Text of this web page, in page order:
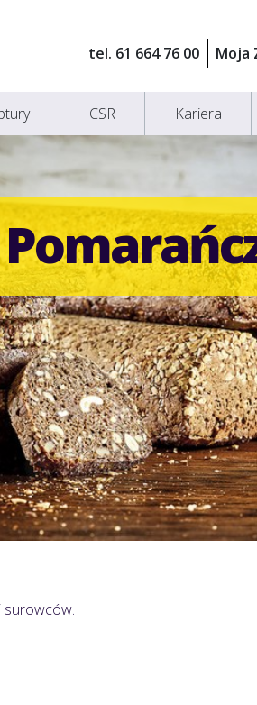
tel. 61 664 76 00 Moja
CSR Kariera
surowców.